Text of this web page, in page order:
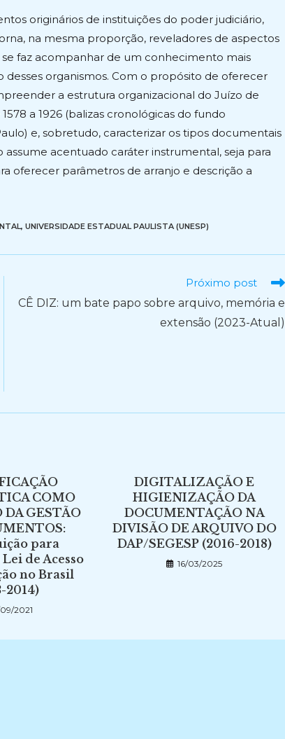
originários de instituições do poder judiciário,
na mesma proporção, reveladores de aspectos
faz acompanhar de um conhecimento mais
organismos. Com o propósito de oferecer
a estrutura organizacional do Juízo de
a 1926 (balizas cronológicas do fundo
e, sobretudo, caracterizar os tipos documentais
acentuado caráter instrumental, seja para
oferecer parâmetros de arranjo e descrição a
, UNIVERSIDADE ESTADUAL PAULISTA (UNESP)
Próximo post
CÊ DIZ: um bate papo sobre arquivo, memória e
extensão (2023-Atual)
COMO
GESTÃO
para
de Acesso
no Brasil
2014)
2021
DIGITALIZAÇÃO E
HIGIENIZAÇÃO DA
DOCUMENTAÇÃO NA
DIVISÃO DE ARQUIVO DO
DAP/SEGESP (2016-2018)
16/03/2025